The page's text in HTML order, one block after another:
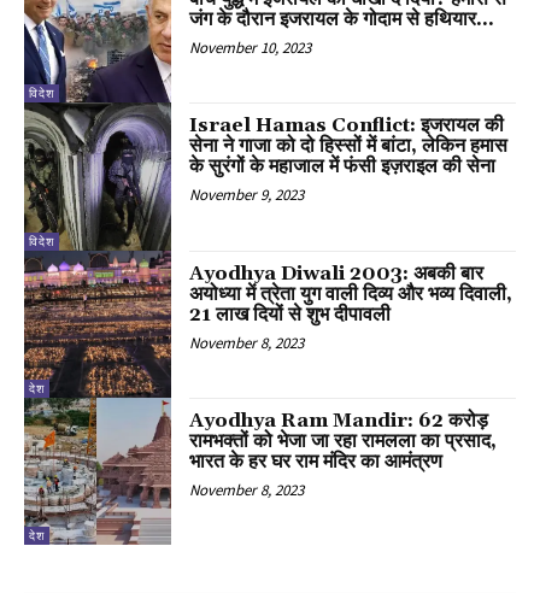
विदेश
जंग के दौरान इजरायल के गोदाम से हथियार...
November 10, 2023
विदेश
Israel Hamas Conflict: इजरायल की
सेना ने गाजा को दो हिस्सों में बांटा, लेकिन हमास
के सुरंगों के महाजाल में फंसी इज़राइल की सेना
November 9, 2023
देश
Ayodhya Diwali 2003: अबकी बार
अयोध्या में त्रेता युग वाली दिव्य और भव्य दिवाली,
21 लाख दियों से शुभ दीपावली
November 8, 2023
देश
Ayodhya Ram Mandir: 62 करोड़
रामभक्तों को भेजा जा रहा रामलला का प्रसाद,
भारत के हर घर राम मंदिर का आमंत्रण
November 8, 2023